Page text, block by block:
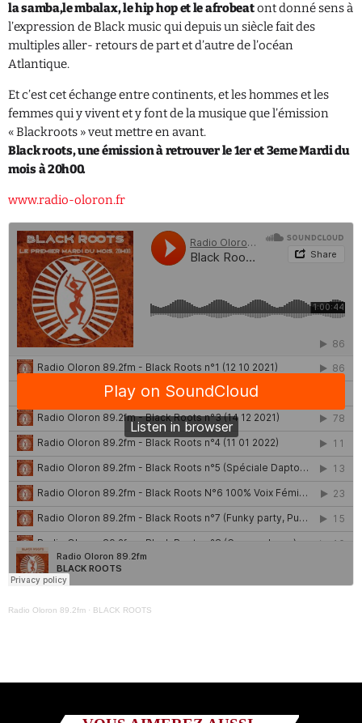
Catégories
Sports
ÉMISSIONS À VENIR
la samba,le mbalax, le hip hop et le afrobeatont donné sens à
l’expression de Black music qui depuis un siècle fait des
multiples aller- retours de part et d’autre de l’océan
Atlantique.
Et c’est cet échange entre continents, et les hommes et les
femmes qui y vivent et y font de la musique que l’émission
« Blackroots » veut mettre en avant.
Black roots, une émission à retrouver le 1er et 3eme Mardi du
mois à 20h00.
www.radio-oloron.fr
Radio Oloron 89.2fm · BLACK ROOTS